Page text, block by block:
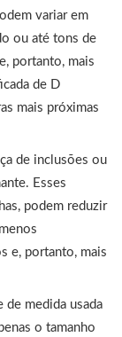
variar em
ou até tons de
portanto, mais
de D
mais próximas
de inclusões ou
Esses
podem reduzir
e, portanto, mais
de medida usada
o tamanho